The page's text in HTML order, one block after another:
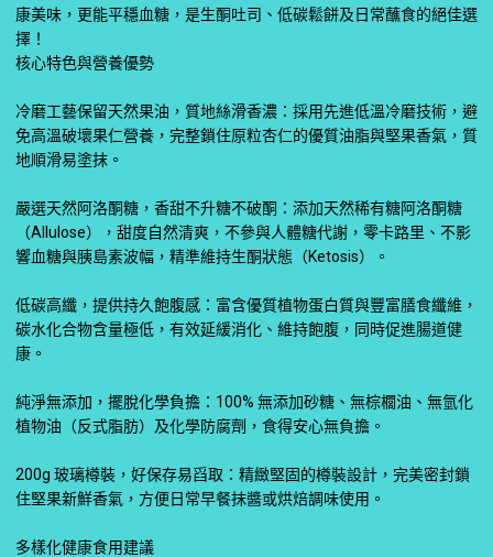
康美味，更能平穩血糖，是生酮吐司、低碳鬆餅及日常蘸食的絕佳選
擇！
核心特色與營養優勢
冷磨工藝保留天然果油，質地絲滑香濃：採用先進低溫冷磨技術，避
免高溫破壞果仁營養，完整鎖住原粒杏仁的優質油脂與堅果香氣，質
地順滑易塗抹。
嚴選天然阿洛酮糖，香甜不升糖不破酮：添加天然稀有糖阿洛酮糖
（Allulose），甜度自然清爽，不參與人體糖代謝，零卡路里、不影
響血糖與胰島素波幅，精準維持生酮狀態（Ketosis）。
低碳高纖，提供持久飽腹感：富含優質植物蛋白質與豐富膳食纖維，
碳水化合物含量極低，有效延緩消化、維持飽腹，同時促進腸道健
康。
純淨無添加，擺脫化學負擔：100% 無添加砂糖、無棕櫚油、無氫化
植物油（反式脂肪）及化學防腐劑，食得安心無負擔。
200g 玻璃樽裝，好保存易舀取：精緻堅固的樽裝設計，完美密封鎖
住堅果新鮮香氣，方便日常早餐抹醬或烘焙調味使用。
多樣化健康食用建議